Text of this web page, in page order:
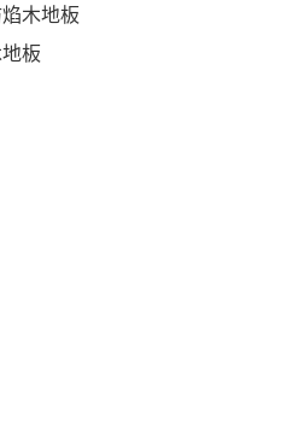
木地板
板